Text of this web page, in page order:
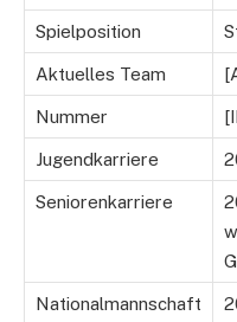
Spielposition
Aktuelles Team
Nummer
Jugendkarriere
Seniorenkarriere
Nationalmannschaft